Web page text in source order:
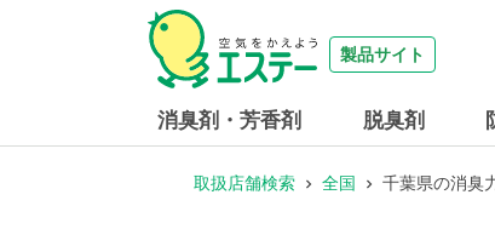
製品サイト
消臭剤・芳香剤 脱臭剤
取扱店舗検索 全国 千葉県の消臭